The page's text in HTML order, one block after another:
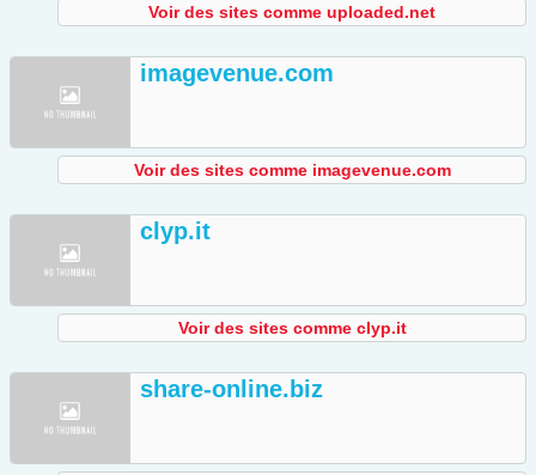
Voir des sites comme uploaded.net
imagevenue.com
Voir des sites comme imagevenue.com
clyp.it
Voir des sites comme clyp.it
share-online.biz